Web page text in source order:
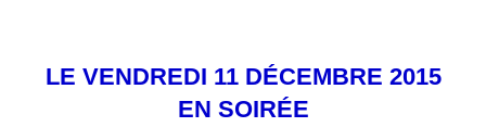
LE VENDREDI 11 DÉCEMBRE 2015
EN SOIRÉE